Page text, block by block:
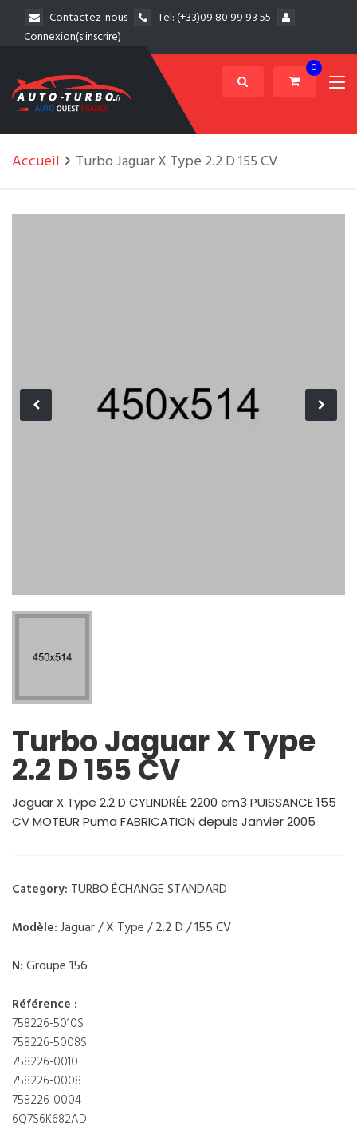
Contactez-nous Tel:(+33)09 80 99 93 55
Connexion(s'inscrire)
0
Accueil Turbo Jaguar X Type 2.2 D 155 CV
Turbo Jaguar X Type
2.2 D 155 CV
Jaguar X Type 2.2 D CYLINDRÉE 2200 cm3 PUISSANCE 155
CV MOTEUR Puma FABRICATION depuis Janvier 2005
Category: TURBO ÉCHANGE STANDARD
Modèle: Jaguar / X Type / 2.2 D / 155 CV
N: Groupe 156
Référence :
758226-5010S
758226-5008S
758226-0010
758226-0008
758226-0004
6Q7S6K682AD